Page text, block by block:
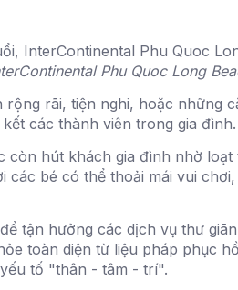
InterContinental Phu Quoc
Phu Quoc Long
rãi, tiện nghi, hoặc những
các thành viên trong gia đình.
hút khách gia đình nhờ
bé có thể thoải mái vui
tận hưởng các dịch vụ thư
toàn diện từ liệu pháp phục
tố "thân - tâm - trí".